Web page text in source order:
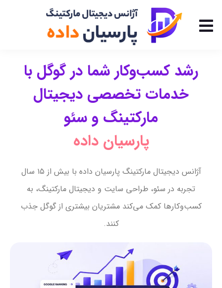
رشد کسب‌وکار شما در گوگل با
خدمات تخصصی دیجیتال
مارکتینگ و سئو
پارسیان داده
آژانس دیجیتال مارکتینگ پارسیان داده با بیش از ۱۵ سال
تجربه در سئو، طراحی سایت و دیجیتال مارکتینگ، به
کسب‌وکارها کمک می‌کند مشتریان بیشتری از گوگل جذب
کنند.